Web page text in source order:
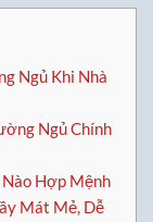
Ngủ Khi Nhà
Ngủ Chính
Hợp Mệnh
Mát Mẻ, Dễ